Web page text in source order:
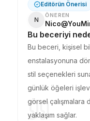
Editörün Önerisi
N
ÖNEREN
Bu beceriyi
Bu beceri, kişisel
enstalasyonuna
stil seçenekleri
günlük öğeleri
görsel
yaklaşım sağlar.